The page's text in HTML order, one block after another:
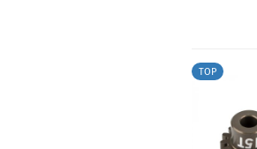
TOP